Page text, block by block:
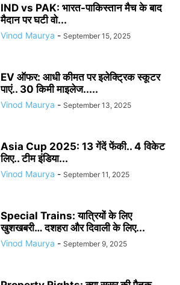
IND vs PAK: भारत-पाकिस्तान मैच के बाद
मैदान पर घटी वो...
Vinod Maurya - September 15, 2025
EV ऑफर: आधी कीमत पर इलेक्ट्रिक स्कूटर
पाएं.. 30 किमी माइलेज.....
Vinod Maurya - September 13, 2025
Asia Cup 2025: 13 गेंदें फेंकी.. 4 विकेट
लिए.. टीम इंडिया...
Vinod Maurya - September 11, 2025
Special Trains: यात्रियों के लिए
खुशखबरी… दशहरा और दिवाली के लिए...
Vinod Maurya - September 9, 2025